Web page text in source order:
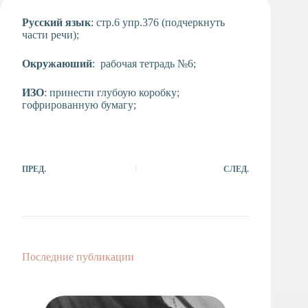
студия
отделение
Служба
Тьюторская
Русский язык: стр.6 упр.376 (подчеркнуть
части речи);
Окружаюший: рабочая тетрадь №6;
ИЗО: принести глубоую коробку;
гофрированную бумагу;
ПРЕД. СЛЕД.
Последние публикации